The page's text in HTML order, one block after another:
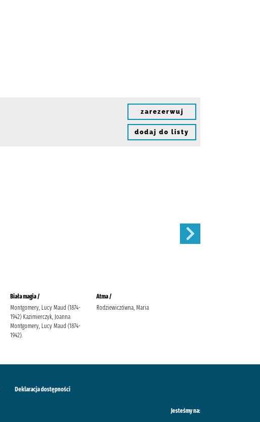
zarezerwuj
dodaj do listy
Biała magia /
Montgomery, Lucy Maud (1874-
1942) Kazimierczyk, Joanna
Montgomery, Lucy Maud (1874-
1942).
Atma /
Rodziewiczówna, Maria
Deklaracja dostępności
Jesteśmy na: